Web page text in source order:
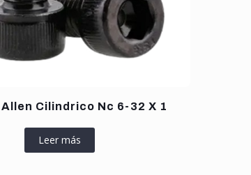
Cilindrico Nc 6-32 X 1
Leer más